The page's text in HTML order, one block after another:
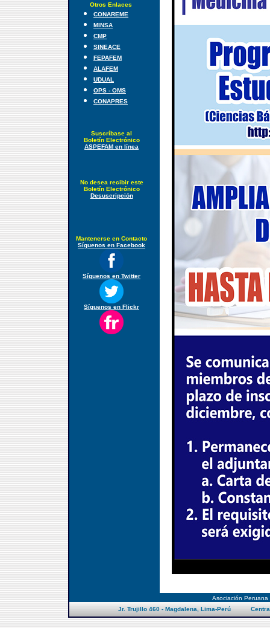
Otros Enlaces
CONAREME
MINSA
CMP
SINEACE
FEPAFEM
ALAFEM
UDUAL
OPS - OMS
CONAPRES
Suscríbase al
Boletín Electrónico
ASPEFAM en línea
No desea recibir este
Boletín Electrónico
Desuscripción
Mantenerse en Contacto
Síguenos en Facebook
Síguenos en Twitter
Síguenos en Flickr
Asociación Peruana
Jr. Trujillo 460 - Magdalena, Lima-Perú